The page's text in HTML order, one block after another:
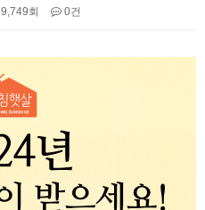
회 0건